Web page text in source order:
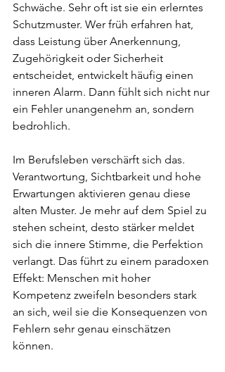
Schwäche. Sehr oft ist sie ein erlerntes
Schutzmuster. Wer früh erfahren hat,
dass Leistung über Anerkennung,
Zugehörigkeit oder Sicherheit
entscheidet, entwickelt häufig einen
inneren Alarm. Dann fühlt sich nicht nur
ein Fehler unangenehm an, sondern
bedrohlich.
Im Berufsleben verschärft sich das.
Verantwortung, Sichtbarkeit und hohe
Erwartungen aktivieren genau diese
alten Muster. Je mehr auf dem Spiel zu
stehen scheint, desto stärker meldet
sich die innere Stimme, die Perfektion
verlangt. Das führt zu einem paradoxen
Effekt: Menschen mit hoher
Kompetenz zweifeln besonders stark
an sich, weil sie die Konsequenzen von
Fehlern sehr genau einschätzen
können.